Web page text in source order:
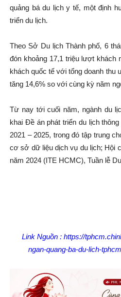
quảng bá du lịch y tế, một định
triển du lịch.
Theo Sở Du lịch Thành phố, 6
đón khoảng 17,1 triệu lượt khách
khách quốc tế với tổng doanh thu
tăng 14,6% so với cùng kỳ năm
Từ nay tới cuối năm, ngành du
khai Đề án phát triển du lịch
2021 – 2025, trong đó tập trung
cơ sở dữ liệu dịch vụ du lịch; Hội
năm 2024 (ITE HCMC), Tuần lễ
Link Nguồn : https://
ngan-quang-ba-du-lich-